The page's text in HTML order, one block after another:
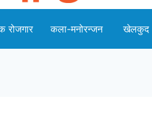
रोजगार कला-मनोरन्जन खेलकुद